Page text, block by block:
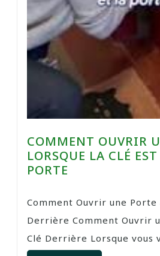
COMMENT OUVRIR
LORSQUE LA CLÉ
PORTE
Comment Ouvrir une Porte
Derrière Comment Ouvrir
Clé Derrière Lorsque vous